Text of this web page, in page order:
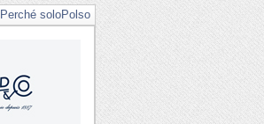
Perché soloPolso